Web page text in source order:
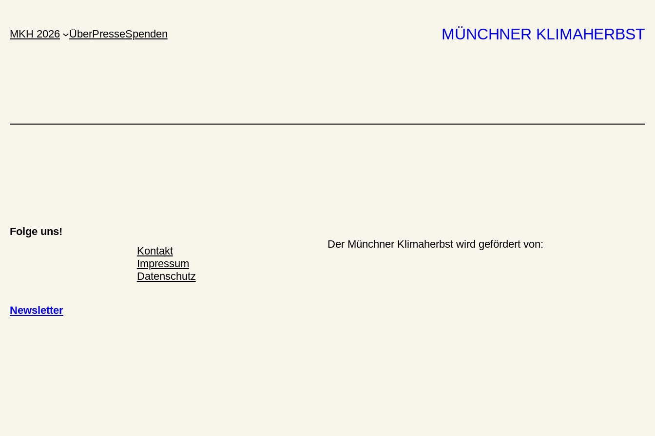
MKH 2026 ÜberPresseSpenden MÜNCHNER KLIMAHERBST
Folge uns!
Newsletter
Kontakt
Impressum
Datenschutz
Der Münchner Klimaherbst wird gefördert von: